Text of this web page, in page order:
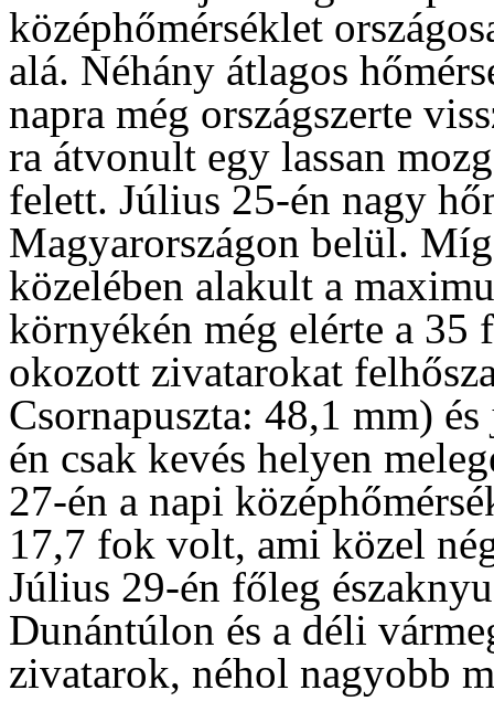
középhőmérséklet
alá. Néhány átlagos
napra még országszerte
ra átvonult egy lassan
felett. Július 25-én nagy
Magyarországon belül.
közelében alakult a
környékén még elérte a
okozott zivatarokat
Csornapuszta: 48,1 mm)
én csak kevés helyen
27-én a napi
17,7 fok volt, ami közel
Július 29-én főleg
Dunántúlon és a déli
zivatarok, néhol nagyobb